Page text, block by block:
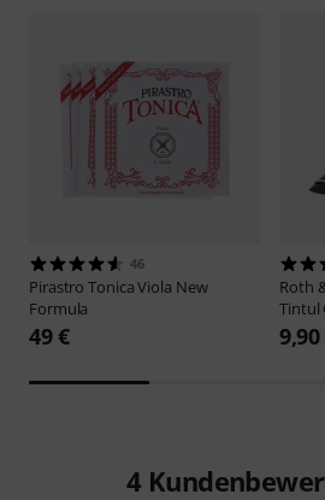
46
PirastroTonica Viola New
Formula
49 €
Roth
Tintul
9,90
4